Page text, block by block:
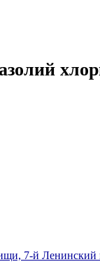
7-й Ленинский